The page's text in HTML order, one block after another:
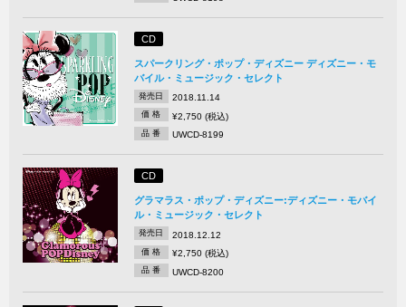
CD
スパークリング・ポップ・ディズニー ディズニー・モ
バイル・ミュージック・セレクト
発売日 2018.11.14
価 格 ¥2,750 (税込)
品 番 UWCD-8199
CD
グラマラス・ポップ・ディズニー:ディズニー・モバイ
ル・ミュージック・セレクト
発売日 2018.12.12
価 格 ¥2,750 (税込)
品 番 UWCD-8200